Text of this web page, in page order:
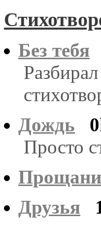
Без тебя
Дождь
Просто
Друзья